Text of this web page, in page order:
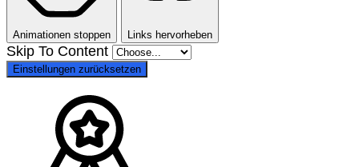
Animationen stoppen Links hervorheben
Skip To Content
Einstellungen zurücksetzen